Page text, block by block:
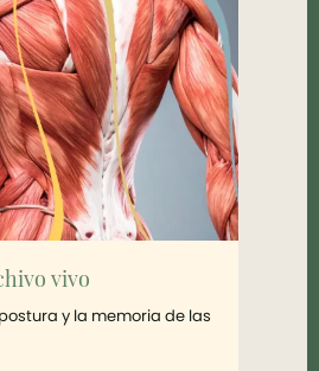
vivo
y la memoria de las